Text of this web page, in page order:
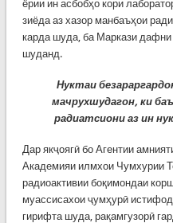
ёрии ин асбобҳо кори
зиёда аз хазор манбаъҳои
карда шуда, ба Маркази дафни
шуданд.
Нуктаи
мачрухшудагон, ки
радиатсиони аз ин
Дар якҷоягӣ бо Агентии
Академияи илмхои Чумхурии
радиоактивии боқимондаи
муассисахои ҷумҳурӣ
гирифта шуда, рақамгузорӣ